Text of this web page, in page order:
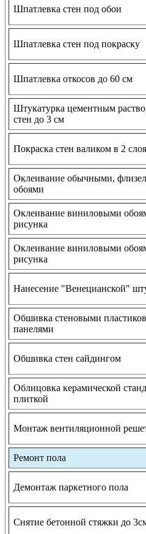
Шпатлевка стен под обои
Шпатлевка стен под покраску
Шпатлевка откосов до 60 см
Штукатурка цементным
стен до 3 см
Покраска стен валиком в 2 слоя
Оклеивание обычными,
обоями
Оклеивание виниловыми
рисунка
Оклеивание виниловыми
рисунка
Нанесение "Венецианской"
Обшивка стеновыми
панелями
Обшивка стен сайдингом
Облицовка керамической
плиткой
Монтаж вентиляционной
Ремонт пола
Демонтаж паркетного пола
Снятие бетонной стяжки до